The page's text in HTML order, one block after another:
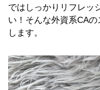
ではしっかりリフレッ
い！そんな外資系CA
します。